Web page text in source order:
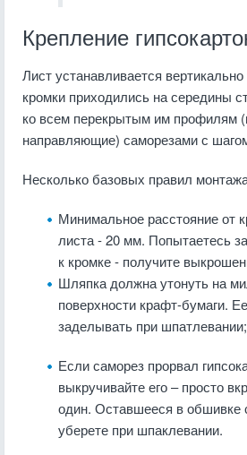
Крепление
Лист устанавливается
кромки приходились на середины
ко всем перекрытым им профилям
направляющие) саморезами с
Несколько базовых правил
Минимальное расстояние от
листа - 20 мм. Попытаетесь
к кромке - получите
Шляпка должна утонуть на
поверхности крафт-бумаги.
заделывать при шпатлевании;
Если саморез прорвал
выкручивайте его – просто
один. Оставшееся в обшивке
уберете при шпаклевании.